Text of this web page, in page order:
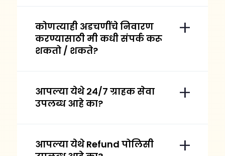
कोणत्याही अडचणींचे निवारण
करण्यासाठी मी कधी संपर्क करू
शकतो / शकते?
आपल्या येथे २४/७ ग्राहक सेवा
उपलब्ध आहे का?
आपल्या येथे Refund पोलिसी